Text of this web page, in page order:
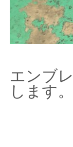
エンブ
します。